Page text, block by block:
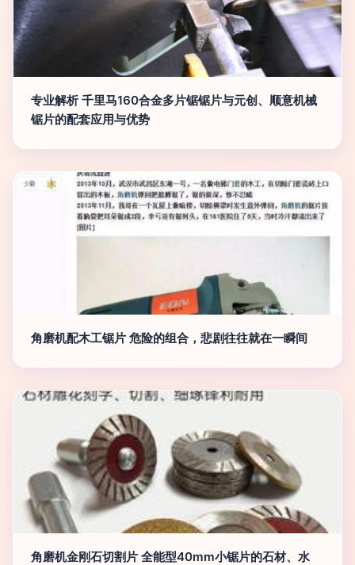
专业解析 千里马160合金多片锯锯片与元创、顺意机械
锯片的配套应用与优势
角磨机配木工锯片 危险的组合，悲剧往往就在一瞬间
角磨机金刚石切割片 全能型40mm小锯片的石材、水